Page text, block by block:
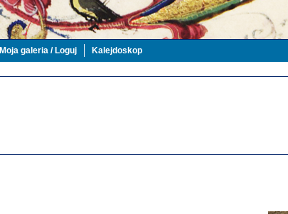
Moja galeria / Loguj Kalejdoskop